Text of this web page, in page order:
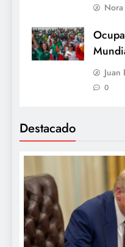
Nora
Juan
0
Destacado